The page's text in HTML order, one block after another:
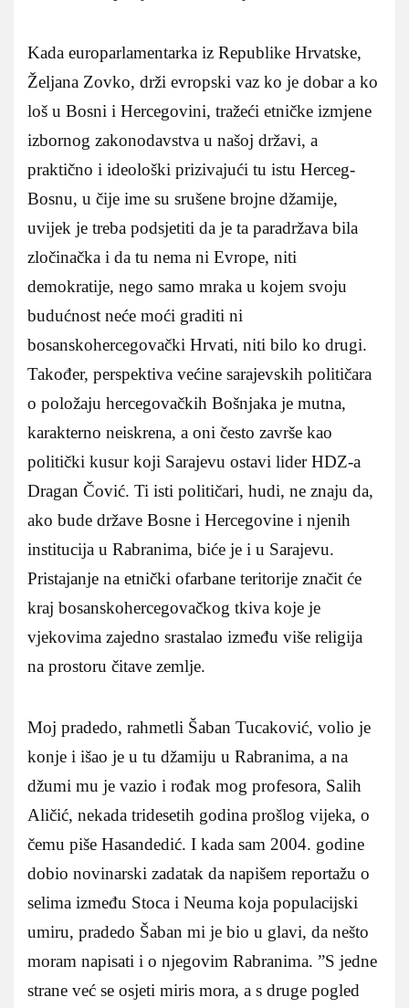
Kada europarlamentarka iz Republike Hrvatske,
Željana Zovko, drži evropski vaz ko je dobar a ko
loš u Bosni i Hercegovini, tražeći etničke izmjene
izbornog zakonodavstva u našoj državi, a
praktično i ideološki prizivajući tu istu Herceg-
Bosnu, u čije ime su srušene brojne džamije,
uvijek je treba podsjetiti da je ta paradržava bila
zločinačka i da tu nema ni Evrope, niti
demokratije, nego samo mraka u kojem svoju
budućnost neće moći graditi ni
bosanskohercegovački Hrvati, niti bilo ko drugi.
Također, perspektiva većine sarajevskih političara
o položaju hercegovačkih Bošnjaka je mutna,
karakterno neiskrena, a oni često završe kao
politički kusur koji Sarajevu ostavi lider HDZ-a
Dragan Čović. Ti isti političari, hudi, ne znaju da,
ako bude države Bosne i Hercegovine i njenih
institucija u Rabranima, biće je i u Sarajevu.
Pristajanje na etnički ofarbane teritorije značit će
kraj bosanskohercegovačkog tkiva koje je
vjekovima zajedno srastalao između više religija
na prostoru čitave zemlje.
Moj pradedo, rahmetli Šaban Tucaković, volio je
konje i išao je u tu džamiju u Rabranima, a na
džumi mu je vazio i rođak mog profesora, Salih
Aličić, nekada tridesetih godina prošlog vijeka, o
čemu piše Hasandedić. I kada sam 2004. godine
dobio novinarski zadatak da napišem reportažu o
selima između Stoca i Neuma koja populacijski
umiru, pradedo Šaban mi je bio u glavi, da nešto
moram napisati i o njegovim Rabranima. ”S je­dne
stra­ne već se osje­ti mi­ris mora, a s dru­ge po­gled